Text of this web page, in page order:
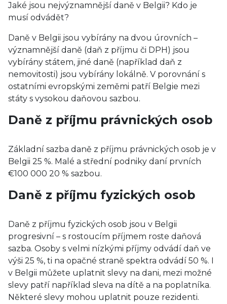
Zavolejte mi Přihlásit se
Jaké jsou nejvýznamnější daně v Belgii? Kdo je
musí odvádět?
Daně v Belgii jsou vybírány na dvou úrovních –
významnější daně (daň z příjmu či DPH) jsou
vybírány státem, jiné daně (například daň z
nemovitosti) jsou vybírány lokálně. V porovnání s
ostatními evropskými zeměmi patří Belgie mezi
státy s vysokou daňovou sazbou.
Daně z příjmu právnických osob
Základní sazba daně z příjmu právnických osob je v
Belgii 25 %. Malé a střední podniky daní prvních
€100 000 20 % sazbou.
Daně z příjmu fyzických osob
Daně z příjmu fyzických osob jsou v Belgii
progresivní – s rostoucím příjmem roste daňová
sazba. Osoby s velmi nízkými příjmy odvádí daň ve
výši 25 %, ti na opačné straně spektra odvádí 50 %. I
v Belgii můžete uplatnit slevy na dani, mezi možné
slevy patří například sleva na dítě a na poplatníka.
Některé slevy mohou uplatnit pouze rezidenti.